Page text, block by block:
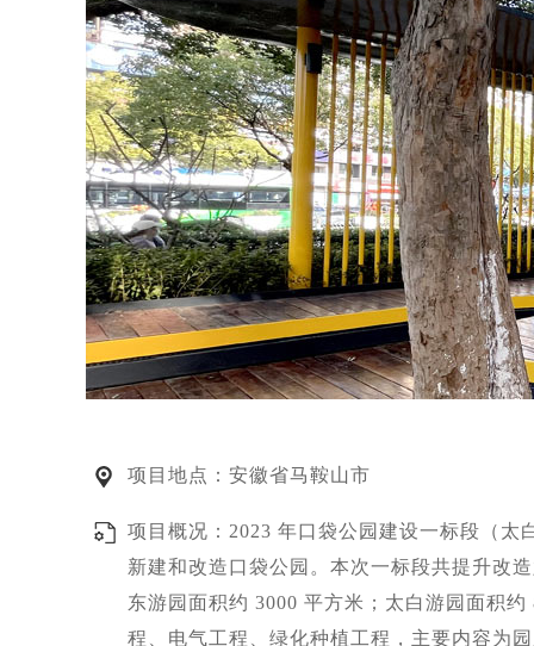
项目地点：安徽省马鞍山市
项目概况：2023 年口袋公园建设一标段（
新建和改造口袋公园。本次一标段共提升改
东游园面积约 3000 平方米；太白游园面积
程、电气工程、绿化种植工程，主要内容为